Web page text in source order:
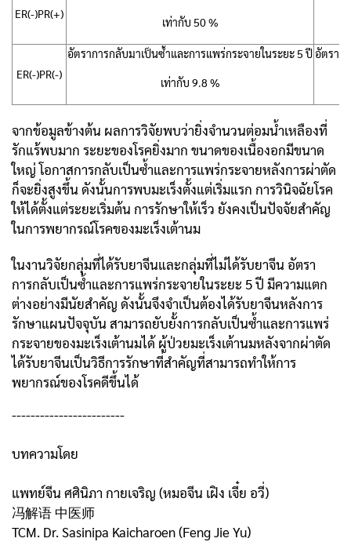
ER(-)PR(+)
เท่ากับ 50 %
ER(-)PR(-)
อัตราการกลับมาเป็นซ้ำและการแพร่กระจายในระยะ 5 ปี
เท่ากับ 9.8 %
อัตราก
จากข้อมูลข้างต้น ผลการวิจัยพบว่ายิ่งจำนวนต่อมน้ำเหลืองที่
รักแร้พบมาก ระยะของโรคยิ่งมาก ขนาดของเนื้องอกมีขนาด
ใหญ่ โอกาสการกลับเป็นซ้ำและการแพร่กระจายหลังการผ่าตัด
ก็จะยิ่งสูงขึ้น ดังนั้นการพบมะเร็งตั้งแต่เริ่มแรก การวินิจฉัยโรค
ให้ได้ตั้งแต่ระยะเริ่มต้น การรักษาให้เร็ว ยังคงเป็นปัจจัยสำคัญ
ในการพยากรณ์โรคของมะเร็งเต้านม
ในงานวิจัยกลุ่มที่ได้รับยาจีนและกลุ่มที่ไม่ได้รับยาจีน อัตรา
การกลับเป็นซ้ำและการแพร่กระจายในระยะ 5 ปี มีความแตก
ต่างอย่างมีนัยสำคัญ ดังนั้นจึงจำเป็นต้องได้รับยาจีนหลังการ
รักษาแผนปัจจุบัน สามารถยับยั้งการกลับเป็นซ้ำและการแพร่
กระจายของมะเร็งเต้านมได้ ผู้ป่วยมะเร็งเต้านมหลังจากผ่าตัด
ได้รับยาจีนเป็นวิธีการรักษาที่สำคัญที่สามารถทำให้การ
พยากรณ์ของโรคดีขึ้นได้
------------------------
บทความโดย
แพทย์จีน ศศินิภา กายเจริญ (หมอจีน เฝิง เจี๋ย อวี่)
冯解语 中医师
TCM. Dr. Sasinipa Kaicharoen (Feng Jie Yu)